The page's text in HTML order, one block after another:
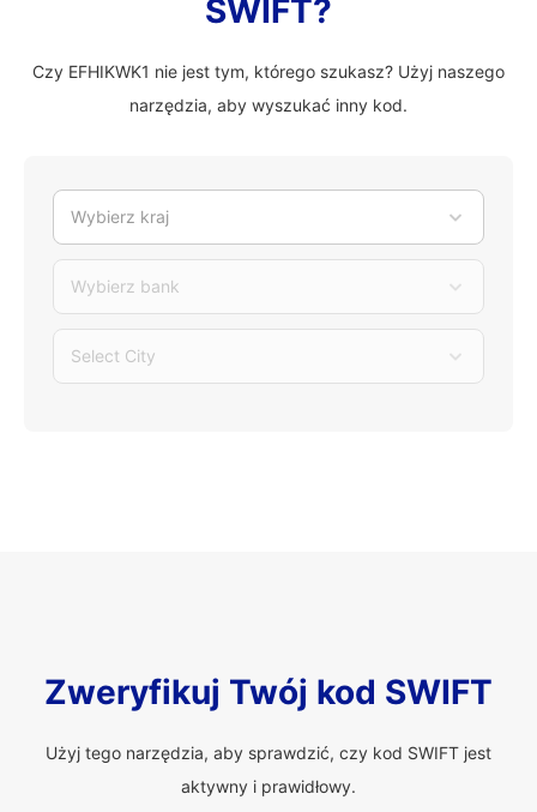
SWIFT?
Czy EFHIKWK1 nie jest tym, którego szukasz? Użyj naszego
narzędzia, aby wyszukać inny kod.
Wybierz kraj
Wybierz bank
Select City
Zweryfikuj Twój kod SWIFT
Użyj tego narzędzia, aby sprawdzić, czy kod SWIFT jest
aktywny i prawidłowy.